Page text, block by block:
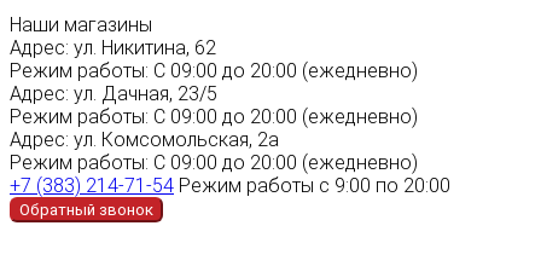
Наши магазины
Адрес: ул. Никитина, 62
Режим работы: С 09:00 до 20:00 (ежедневно)
Адрес: ул. Дачная, 23/5
Режим работы: С 09:00 до 20:00 (ежедневно)
Адрес: ул. Комсомольская, 2а
Режим работы: С 09:00 до 20:00 (ежедневно)
+7 (383) 214-71-54 Режим работы с 9:00 по 20:00
Обратный звонок